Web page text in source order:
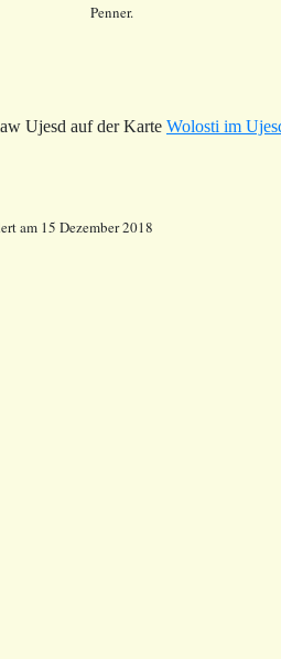
Penner.
Ujesd auf der Karte Wolosti im
am 15 Dezember 2018